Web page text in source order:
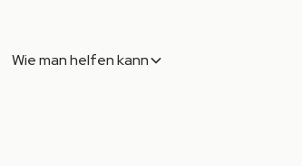
Wie man helfen kann